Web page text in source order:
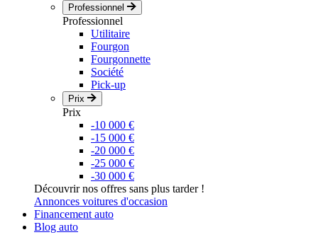
Professionnel
Professionnel
Utilitaire
Fourgon
Fourgonnette
Société
Pick-up
Prix
Prix
-10 000 €
-15 000 €
-20 000 €
-25 000 €
-30 000 €
Découvrir nos offres sans plus tarder !
Annonces voitures d'occasion
Financement auto
Blog auto